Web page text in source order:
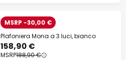
MSRP -30,00 €
Plafoniera Mona a 3 luci, bianco
158,90 €
MSRP188,90 €